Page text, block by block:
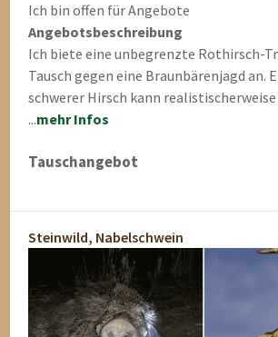
Ich bin offen für Angebote
Angebotsbeschreibung
Ich biete eine unbegrenzte Rothirsch-
Tausch gegen eine Braunbärenjagd an.
schwerer Hirsch kann realistischerweise
...mehr Infos
Tauschangebot
Steinwild, Nabelschwein